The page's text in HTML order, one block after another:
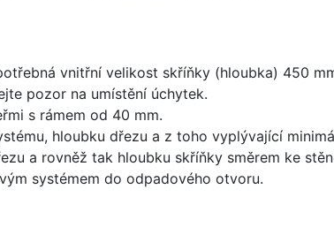
vnitřní velikost skříňky (hloubka) 450
pozor na umístění úchytek.
s rámem od 40 mm.
hloubku dřezu a z toho vyplývající
a rovněž tak hloubku skříňky směrem ke
systémem do odpadového otvoru.